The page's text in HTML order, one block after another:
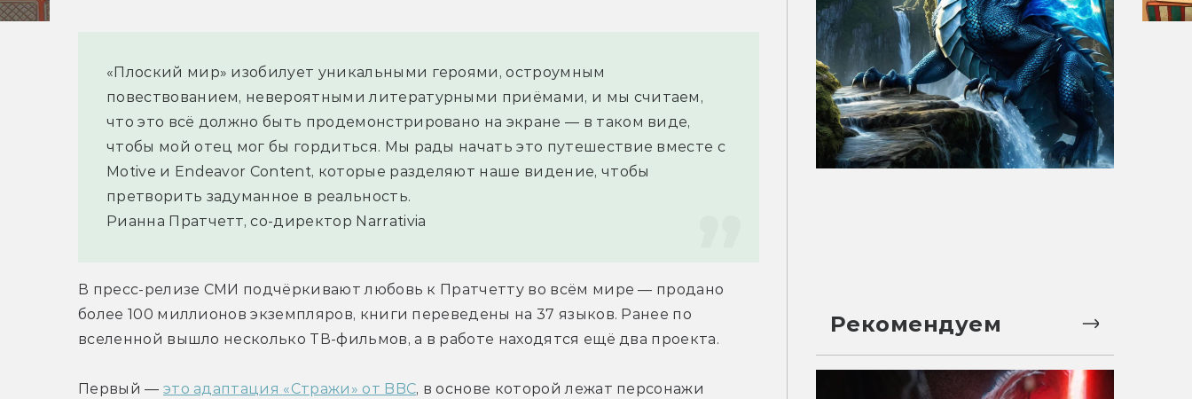
«Плоский мир» изобилует уникальными героями, остроумным
повествованием, невероятными литературными приёмами, и мы считаем,
что это всё должно быть продемонстрировано на экране — в таком виде,
чтобы мой отец мог бы гордиться. Мы рады начать это путешествие вместе с
Motive и Endeavor Content, которые разделяют наше видение, чтобы
претворить задуманное в реальность.
Рианна Пратчетт, со-директор Narrativia
В пресс-релизе СМИ подчёркивают любовь к Пратчетту во всём мире — продано
более 100 миллионов экземпляров, книги переведены на 37 языков. Ранее по
вселенной вышло несколько ТВ-фильмов, а в работе находятся ещё два проекта.
Первый — это адаптация «Стражи» от BBC, в основе которой лежат персонажи
Рекомендуем